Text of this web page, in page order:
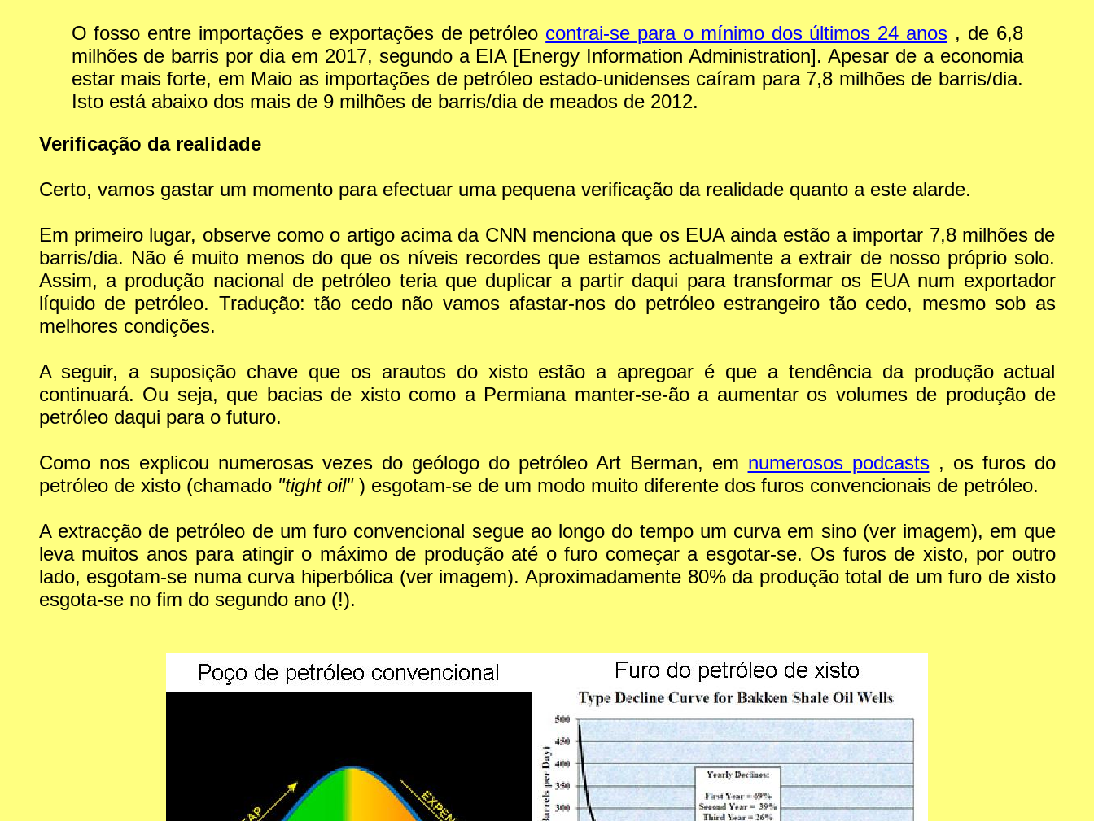
O fosso entre importações e exportações de petróleo contrai-se para o mínimo dos últimos 24 anos , de 6,8
milhões de barris por dia em 2017, segundo a EIA [Energy Information Administration]. Apesar de a economia
estar mais forte, em Maio as importações de petróleo estado-unidenses caíram para 7,8 milhões de barris/dia.
Isto está abaixo dos mais de 9 milhões de barris/dia de meados de 2012.
Verificação da realidade
Certo, vamos gastar um momento para efectuar uma pequena verificação da realidade quanto a este alarde.
Em primeiro lugar, observe como o artigo acima da CNN menciona que os EUA ainda estão a importar 7,8 milhões de
barris/dia. Não é muito menos do que os níveis recordes que estamos actualmente a extrair de nosso próprio solo.
Assim, a produção nacional de petróleo teria que duplicar a partir daqui para transformar os EUA num exportador
líquido de petróleo. Tradução: tão cedo não vamos afastar-nos do petróleo estrangeiro tão cedo, mesmo sob as
melhores condições.
A seguir, a suposição chave que os arautos do xisto estão a apregoar é que a tendência da produção actual
continuará. Ou seja, que bacias de xisto como a Permiana manter-se-ão a aumentar os volumes de produção de
petróleo daqui para o futuro.
Como nos explicou numerosas vezes do geólogo do petróleo Art Berman, em numerosos podcasts, os furos do
petróleo de xisto (chamado "tight oil" ) esgotam-se de um modo muito diferente dos furos convencionais de petróleo.
A extracção de petróleo de um furo convencional segue ao longo do tempo um curva em sino (ver imagem), em que
leva muitos anos para atingir o máximo de produção até o furo começar a esgotar-se. Os furos de xisto, por outro
lado, esgotam-se numa curva hiperbólica (ver imagem). Aproximadamente 80% da produção total de um furo de xisto
esgota-se no fim do segundo ano (!).